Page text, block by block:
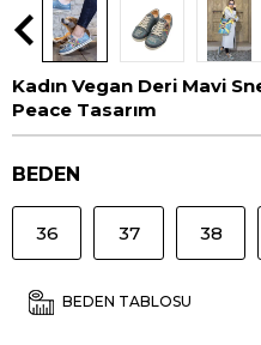
Kadın Vegan Deri Mavi
Peace Tasarım
BEDEN
36 37 38
BEDEN TABLOSU